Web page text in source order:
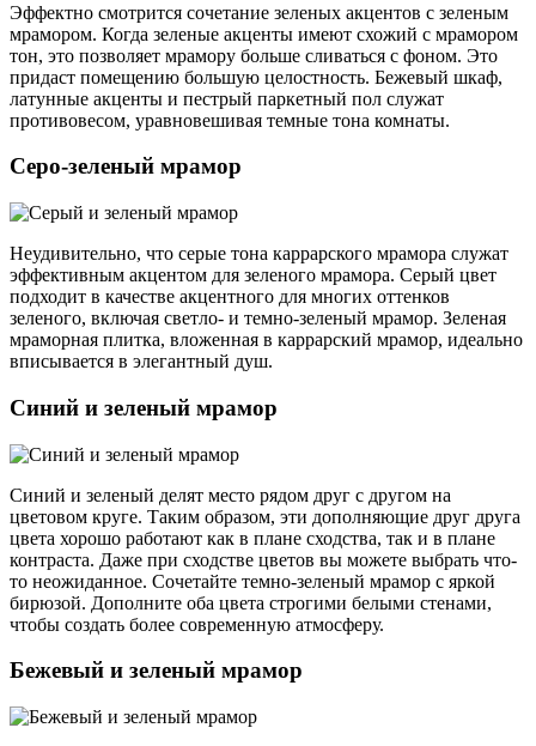
Эффектно смотрится сочетание зеленых акцентов с зеленым
мрамором. Когда зеленые акценты имеют схожий с мрамором
тон, это позволяет мрамору больше сливаться с фоном. Это
придаст помещению большую целостность. Бежевый шкаф,
латунные акценты и пестрый паркетный пол служат
противовесом, уравновешивая темные тона комнаты.
Серо-зеленый мрамор
Неудивительно, что серые тона каррарского мрамора служат
эффективным акцентом для зеленого мрамора. Серый цвет
подходит в качестве акцентного для многих оттенков
зеленого, включая светло- и темно-зеленый мрамор. Зеленая
мраморная плитка, вложенная в каррарский мрамор, идеально
вписывается в элегантный душ.
Синий и зеленый мрамор
Синий и зеленый делят место рядом друг с другом на
цветовом круге. Таким образом, эти дополняющие друг друга
цвета хорошо работают как в плане сходства, так и в плане
контраста. Даже при сходстве цветов вы можете выбрать что-
то неожиданное. Сочетайте темно-зеленый мрамор с яркой
бирюзой. Дополните оба цвета строгими белыми стенами,
чтобы создать более современную атмосферу.
Бежевый и зеленый мрамор